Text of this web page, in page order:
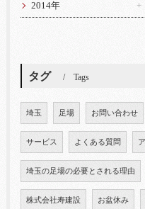
2014年
タグ Tags
埼玉 足場 お問い合わせ
サービス よくある質問
埼玉の足場の必要とされる理由
株式会社寿建設 お盆休み